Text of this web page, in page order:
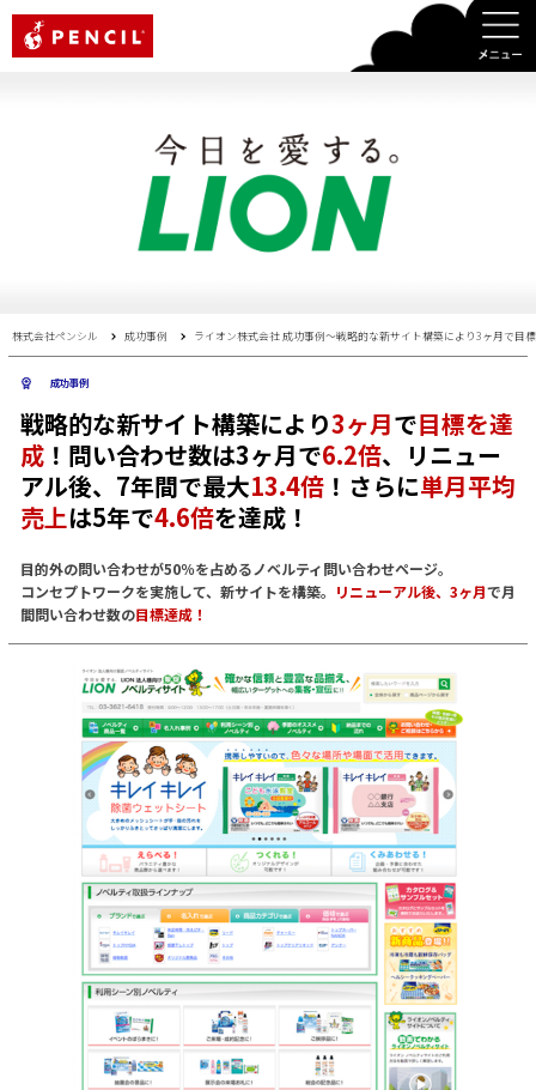
株式会社ペンシル 成功事例 ライオン株式会社 成功事例〜戦略的な新サイト構築により3ヶ月で目
成功事例
戦略的な新サイト構築により3ヶ月で目標を達
成！問い合わせ数は3ヶ月で6.2倍、リニュー
アル後、7年間で最大13.4倍！さらに単月平均
売上は5年で4.6倍を達成！
目的外の問い合わせが50％を占めるノベルティ問い合わせページ。
コンセプトワークを実施して、新サイトを構築。 リニューアル後、3ヶ月で月
間問い合わせ数の目標達成！